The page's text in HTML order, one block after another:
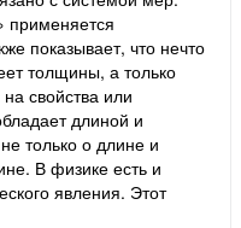
показывает, что нечто
толщины, а только
свойства или
длиной и
только о длине и
В физике есть и
явления. Этот